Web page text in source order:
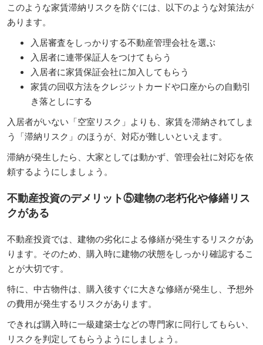
このような家賃滞納リスクを防ぐには、以下のような対策法が
あります。
入居審査をしっかりする不動産管理会社を選ぶ
入居者に連帯保証人をつけてもらう
入居者に家賃保証会社に加入してもらう
家賃の回収方法をクレジットカードや口座からの自動引
き落としにする
入居者がいない「空室リスク」よりも、家賃を滞納されてしま
う「滞納リスク」のほうが、対応が難しいといえます。
滞納が発生したら、大家としては動かず、管理会社に対応を依
頼するようにしましょう。
不動産投資のデメリット⑤建物の老朽化や修繕リス
クがある
不動産投資では、建物の劣化による修繕が発生するリスクがあ
ります。そのため、購入時に建物の状態をしっかり確認するこ
とが大切です。
特に、中古物件は、購入後すぐに大きな修繕が発生し、予想外
の費用が発生するリスクがあります。
できれば購入時に一級建築士などの専門家に同行してもらい、
リスクを判定してもらうようにしましょう。